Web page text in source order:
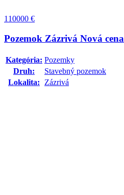
110000 €
Pozemok Zázrivá Nová cena
Kategória: Pozemky
Druh:
Stavebný pozemok
Lokalita:
Zázrivá